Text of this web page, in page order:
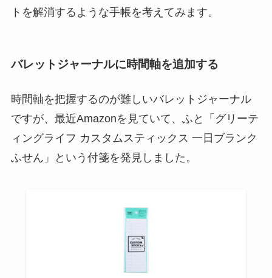
トを解消するような手帳を考えてみます。
バレットジャーナルに時間軸を追加する
時間軸を把握するのが難しいバレットジャーナル
ですが、最近Amazonを見ていて、ふと「グリーテ
ィングライフ カスタムスティックス 一日ブランク
ふせん」という付箋を発見しました。